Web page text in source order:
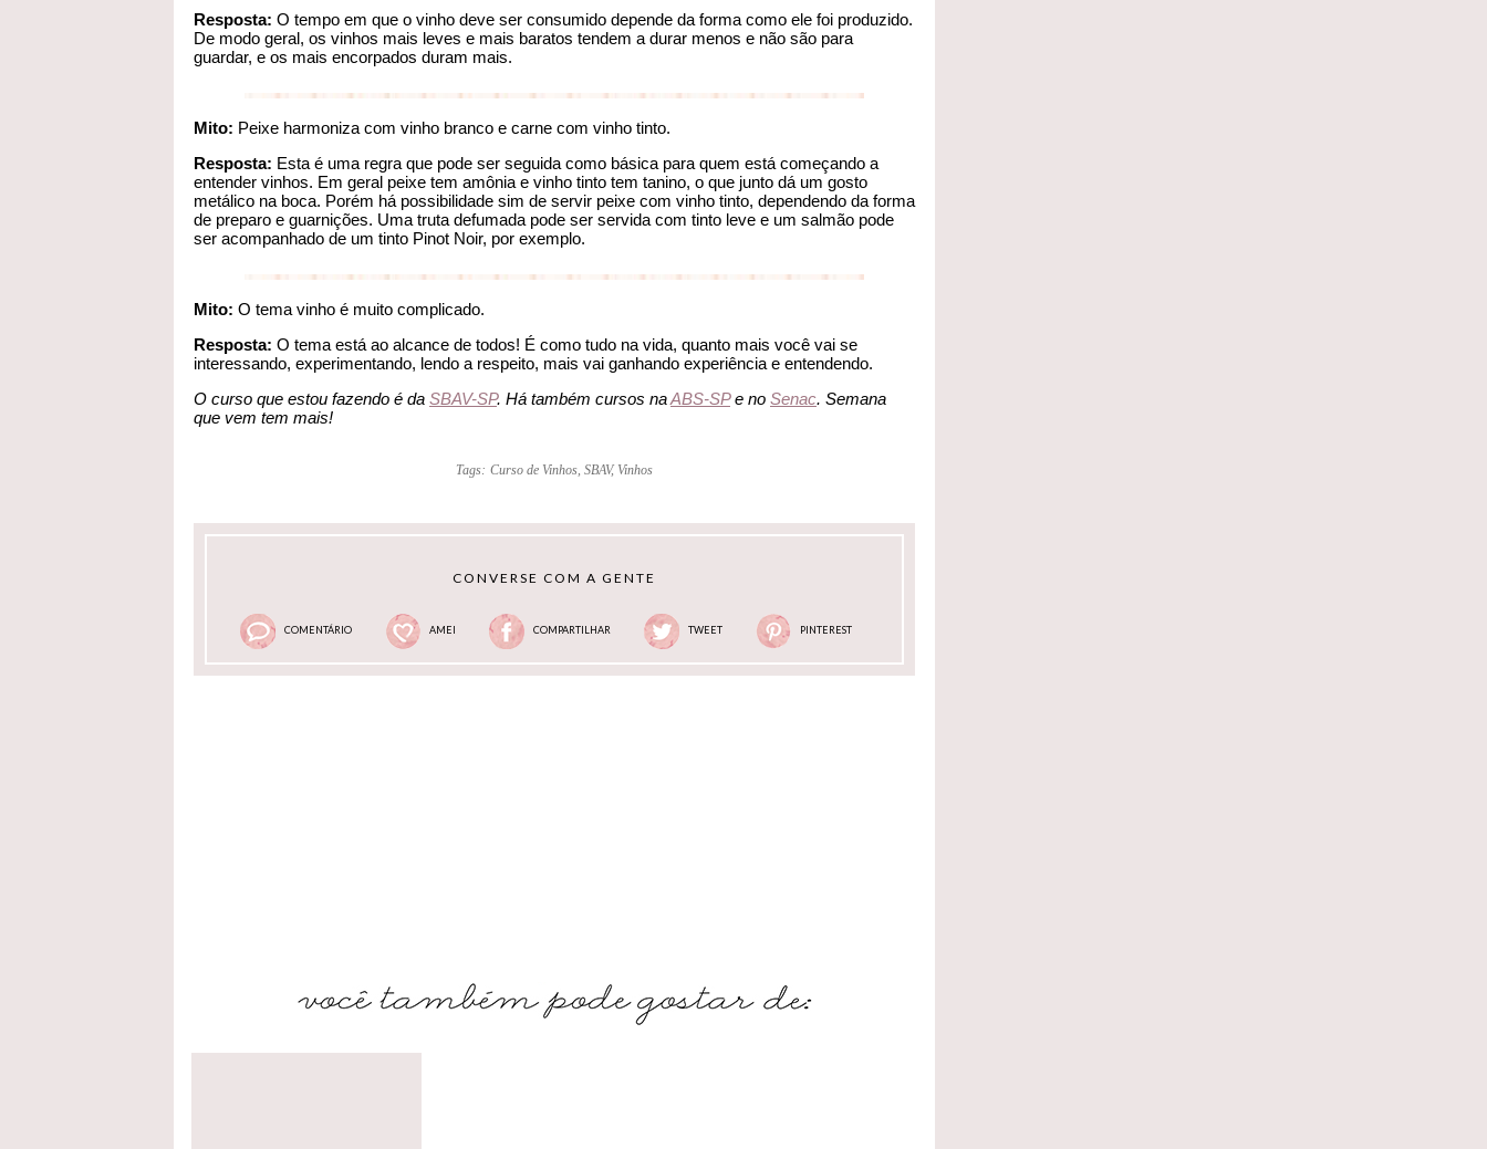
Resposta: O tempo em que o vinho deve ser consumido depende da forma como ele foi produzido.
De modo geral, os vinhos mais leves e mais baratos tendem a durar menos e não são para
guardar, e os mais encorpados duram mais.
Mito: Peixe harmoniza com vinho branco e carne com vinho tinto.
Resposta: Esta é uma regra que pode ser seguida como básica para quem está começando a
entender vinhos. Em geral peixe tem amônia e vinho tinto tem tanino, o que junto dá um gosto
metálico na boca. Porém há possibilidade sim de servir peixe com vinho tinto, dependendo da forma
de preparo e guarnições. Uma truta defumada pode ser servida com tinto leve e um salmão pode
ser acompanhado de um tinto Pinot Noir, por exemplo.
Mito: O tema vinho é muito complicado.
Resposta: O tema está ao alcance de todos! É como tudo na vida, quanto mais você vai se
interessando, experimentando, lendo a respeito, mais vai ganhando experiência e entendendo.
O curso que estou fazendo é da SBAV-SP. Há também cursos naABS-SPe no Senac. Semana
que vem tem mais!
Tags: Curso de Vinhos, SBAV, Vinhos
CONVERSE COM A GENTE
COMENTÁRIO AMEI COMPARTILHAR TWEET PINTEREST